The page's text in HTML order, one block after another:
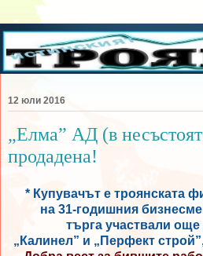
12 юли 2016
„Елма” АД (в
продадена!
* Купувачът е троянската
на 31-годишния
търга участвали
„Калинел” и „Перфект